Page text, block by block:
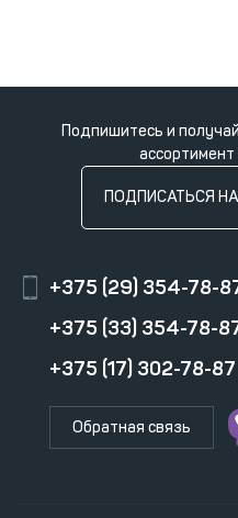
Подпишитесь и
ПОДПИСАТЬСЯ
+375 (29) 354-78-
+375 (33) 354-78-
+375 (17) 302-78-87
Обратная связь